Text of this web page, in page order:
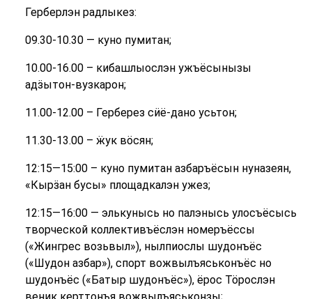
Герберлэн радлыкез:
09.30-10.30 — куно пумитан;
10.00-16.00 – кибашлыослэн ужъёсынызы
адӟытон-вузкарон;
11.00-12.00 – Герберез сӥё-дано усьтон;
11.30-13.00 – ӝук вӧсян;
12:15—15:00 – куно пумитан азбаръёсын нуназеян,
«Кырӟан бусы» площадкалэн ужез;
12:15—16:00 — элькунысь но палэнысь улосъёсысь
творческой коллективъёслэн номеръёссы
(«Жингрес возьвыл»), нылпиослы шудонъёс
(«Шудон азбар»), спорт вожвылъяськонъёс но
шудонъёс («Батыр шудонъёс»), ёрос Тӧрослэн